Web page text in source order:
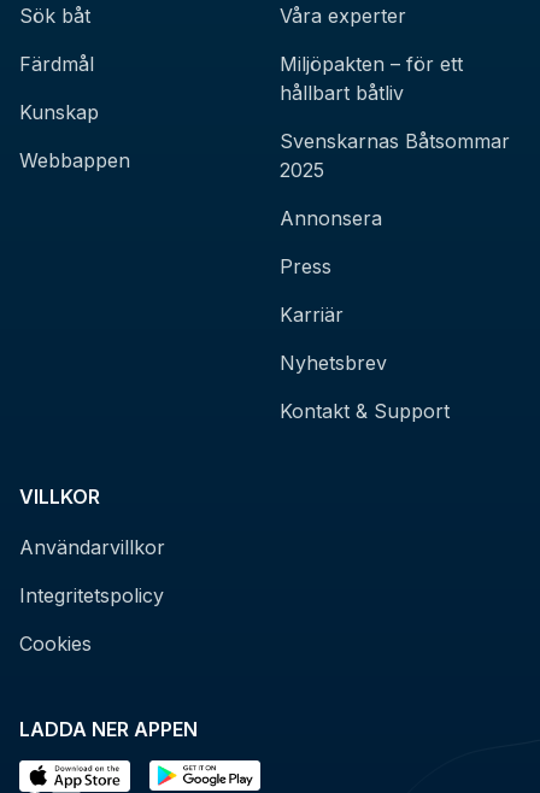
LADDA NER APPEN
Sök båt
Färdmål
Kunskap
Webbappen
Våra experter
Miljöpakten – för ett
hållbart båtliv
Svenskarnas Båtsommar
2025
Annonsera
Press
Karriär
Nyhetsbrev
Kontakt & Support
VILLKOR
Användarvillkor
Integritetspolicy
Cookies